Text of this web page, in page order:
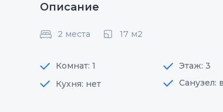
Описание
2 места 17 м2
Комнат: 1 Этаж: 3
Кухня: нет
Санузел: